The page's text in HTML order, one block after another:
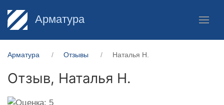
Арматура
Арматура Отзывы Наталья Н.
Отзыв, Наталья Н.